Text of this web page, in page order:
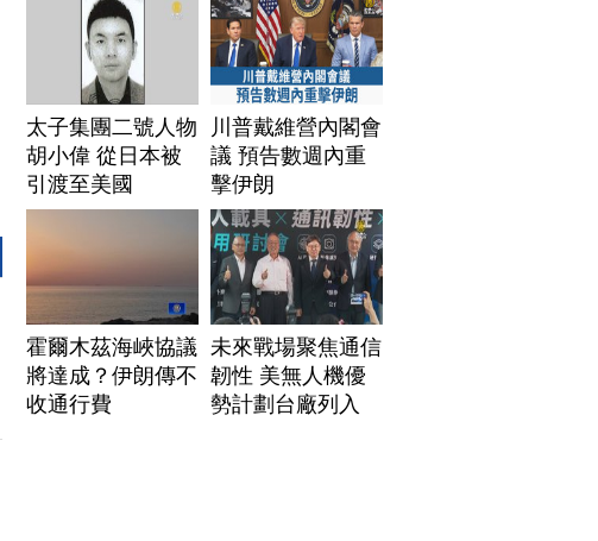
太子集團二號人物
胡小偉 從日本被
引渡至美國
川普戴維營內閣會
議 預告數週內重
擊伊朗
霍爾木茲海峽協議
將達成？伊朗傳不
收通行費
未來戰場聚焦通信
韌性 美無人機優
勢計劃台廠列入